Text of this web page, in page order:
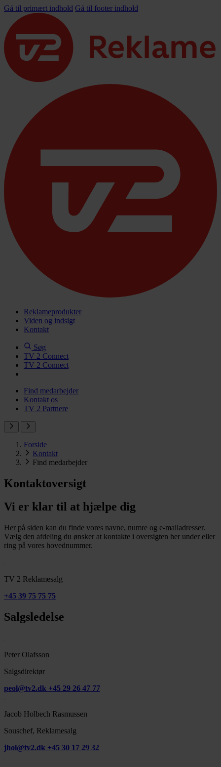
Gå til primært indhold Gå til footer indhold
Reklameprodukter
Viden og indsigt
Kontakt
Søg
TV 2 Connect
TV 2 Connect
Find medarbejder
Kontakt os
TV 2 Partnere
Forside
Kontakt
Find medarbejder
Kontaktoversigt
Vi er klar til at hjælpe dig
Her på siden kan du finde vores navne, numre og e-mailadresser.
Vælg den afdeling du ønsker at kontakte i oversigten her under eller
ring på vores hovednummer.
TV 2 Reklamesalg
+45 39 75 75 75
Salgsledelse
Peter Olafsson
Salgsdirektør
peol@tv2.dk +45 29 26 47 77
Jacob Holbech Rasmussen
Souschef, Reklamesalg
jhol@tv2.dk +45 30 17 29 32